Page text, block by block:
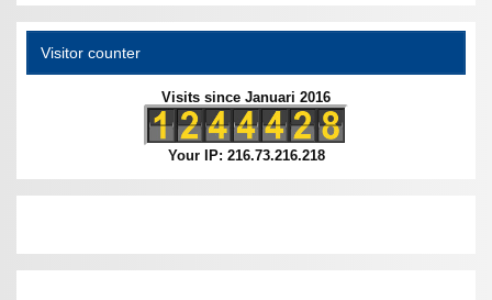
Visitor counter
Visits since Januari 2016
Your IP: 216.73.216.218